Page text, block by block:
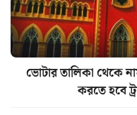
ভোটার তালিকা থেকে
করতে হবে